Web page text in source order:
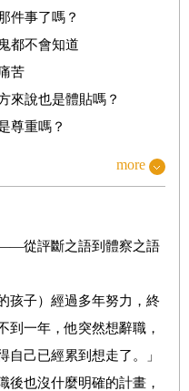
件事了嗎？
都不會知道
苦
來說也是體貼嗎？
尊重嗎？
正的想要？
向你我之間的體心
是安全依附嗎？
的人
more
從評斷之語到體察之語
孩子）經過多年努力，終
到一年，他突然想辭職，
自己已經累到想走了。」
後也沒什麼明確的計畫，